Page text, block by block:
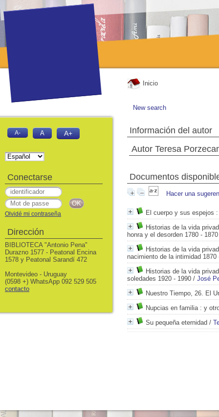
Inicio
New search
Información del autor
Autor Teresa
Documentos
Hacer una
El cuerpo y sus espejos
Historias de la vida
honra y el desorden 1780 - 1870
Historias de la vida
nacimiento de la intimidad 1870
Historias de la vida
soledades 1920 - 1990 / José
Nuestro Tiempo, 26. El
Nupcias en familia: y
Su pequeña eternidad /
A- A A+
Conectarse
Olvidé mi contraseña
Dirección
BIBLIOTECA "Antonio Pena"
Durazno 1577 - Peatonal Encina
1578 y Peatonal Sarandí 472
Montevideo - Uruguay
(0598 +) WhatsApp 092 529 505
contacto